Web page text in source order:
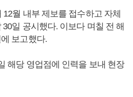
월 내부 제보를 접수하고 자체
일 공시했다. 이보다 며칠 전 해
보고했다.
해당 영업점에 인력을 보내 현장